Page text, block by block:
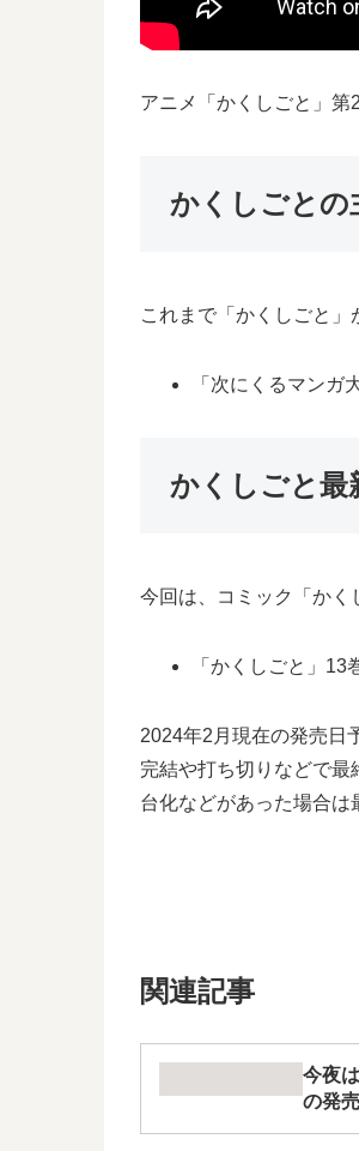
アニメ「かくしごと」第
かくしごとの
これまで「かくしごと」
「次にくるマンガ
かくしごと最
今回は、コミック「かく
「かくしごと」13
2024年2月現在の発売日
完結や打ち切りなどで
台化などがあった場合は
関連記事
今夜
の発